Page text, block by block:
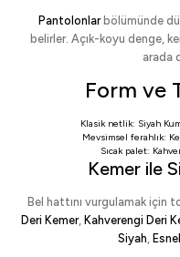
Pantolonlarbölümünde
belirler. Açık-koyu denge,
arada
Form ve
Klasik netlik: Siyah
Mevsimsel ferahlık:
Sıcak palet:
Kemer ile
Bel hattını vurgulamak için
Deri Kemer, Kahverengi Deri
Siyah,